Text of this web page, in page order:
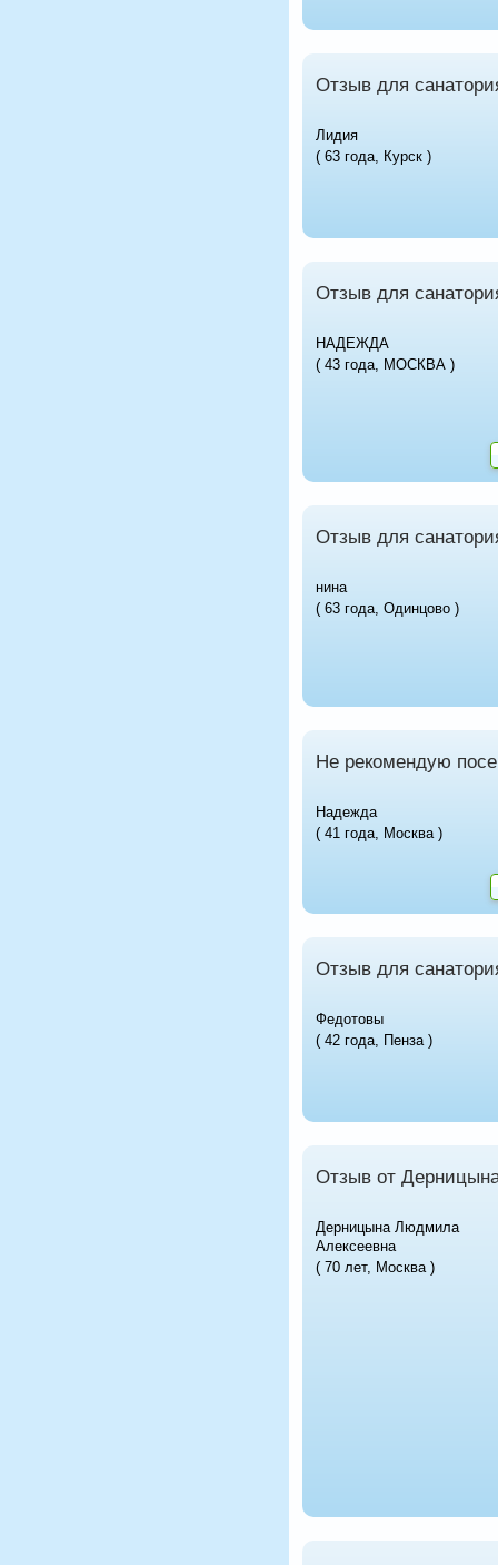
Отзыв для
Лидия
( 63 года, Курск )
Отзыв для
НАДЕЖДА
( 43 года, МОСКВА )
Отзыв для
нина
( 63 года, Одинцово )
Не рекомендую
Надежда
( 41 года, Москва )
Отзыв для
Федотовы
( 42 года, Пенза )
Отзыв от
Дерницына Людмила
Алексеевна
( 70 лет, Москва )